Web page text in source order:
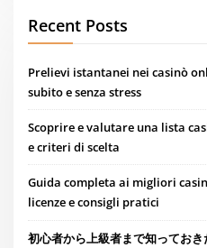
Recent Posts
Prelievi istantanei nei casinò
subito e senza stress
Scoprire e valutare una lista
e criteri di scelta
Guida completa ai migliori
licenze e consigli pratici
初心者から上級者まで知ってお